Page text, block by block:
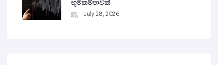
භූමිකම්පාවක්
July 28, 2026